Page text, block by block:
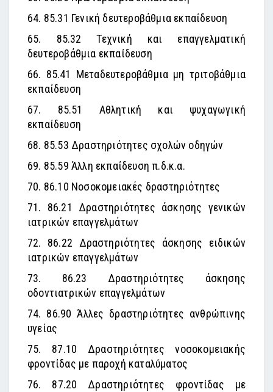
64. 85.31 Γενική δευτεροβάθμια εκπαίδευση
65. 85.32 Τεχνική και επαγγελματική
δευτεροβάθμια εκπαίδευση
66. 85.41 Μεταδευτεροβάθμια μη τριτοβάθμια
εκπαίδευση
67. 85.51 Αθλητική και ψυχαγωγική
εκπαίδευση
68. 85.53 Δραστηριότητες σχολών οδηγών
69. 85.59 Άλλη εκπαίδευση π.δ.κ.α.
70. 86.10 Νοσοκομειακές δραστηριότητες
71. 86.21 Δραστηριότητες άσκησης γενικών
ιατρικών επαγγελμάτων
72. 86.22 Δραστηριότητες άσκησης ειδικών
ιατρικών επαγγελμάτων
73. 86.23 Δραστηριότητες άσκησης
οδοντιατρικών επαγγελμάτων
74. 86.90 Άλλες δραστηριότητες ανθρώπινης
υγείας
75. 87.10 Δραστηριότητες νοσοκομειακής
φροντίδας με παροχή καταλύματος
76. 87.20 Δραστηριότητες φροντίδας με